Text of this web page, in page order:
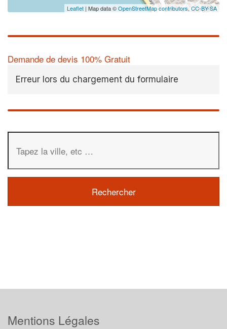
Leaflet | Map data ©OpenStreetMap contributors,CC-BY-SA
Demande de devis 100% Gratuit
Erreur lors du chargement du formulaire
Mentions Légales